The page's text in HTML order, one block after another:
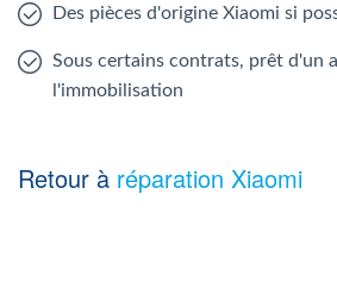
Des pièces d'origine Xiaomi si
Sous certains contrats, prêt d'un
l'immobilisation
Retour à réparation Xiaomi